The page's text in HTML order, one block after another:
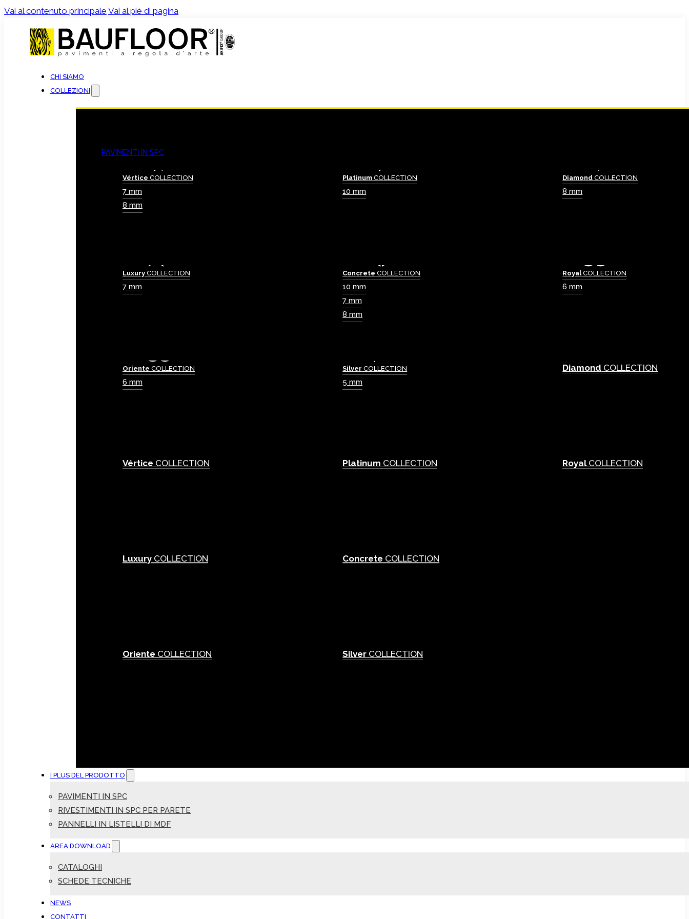
Vai al contenuto principale Vai al piè di pagina
CHI SIAMO
COLLEZIONI
PAVIMENTI IN SPC
Vértice COLLECTION
7 mm
8 mm
Luxury COLLECTION
7 mm
Oriente COLLECTION
6 mm
Vértice COLLECTION
Luxury COLLECTION
Oriente COLLECTION
Platinum COLLECTION
10 mm
Concrete COLLECTION
10 mm
7 mm
8 mm
Silver COLLECTION
5 mm
Platinum COLLECTION
Concrete COLLECTION
Silver COLLECTION
Diamond COLLECTION
8 mm
RoyalCOLLECTION
6 mm
Diamond COLLECTION
RoyalCOLLECTION
I PLUS DEL PRODOTTO
PAVIMENTI IN SPC
RIVESTIMENTI IN SPC PER PARETE
PANNELLI IN LISTELLI DI MDF
AREA DOWNLOAD
CATALOGHI
SCHEDE TECNICHE
NEWS
CONTATTI